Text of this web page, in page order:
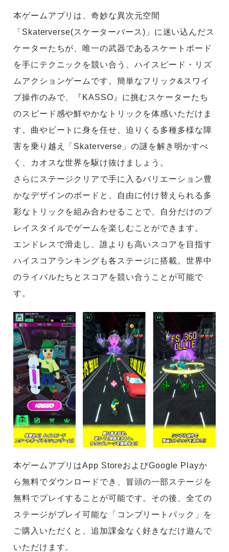
本ゲームアプリは、奇妙な異次元空間
「Skaterverse(スケーターバース)」に迷い込んだス
ケーターたちが、唯一の武器であるスケートボード
を手にテクニックを競い合う、ハイスピード・リズ
ムアクションゲームです。簡単なフリック&スワイ
プ操作のみで、『KASSO』に挑むスケーターたち
のスピード感や鮮やかなトリックを体感いただけま
す。曲やビートに身を任せ、迫りくる多種多様な障
害を乗り越え「Skaterverse」の謎を解き明かすべ
く、カオスな世界を駆け抜けましょう。
さらにステージクリアで手に入るバリエーション豊
かなデザインのボードと、自由に付け替えられる多
彩なトリックを組み合わせることで、自分だけのプ
レイスタイルでゲームを楽しむことができます。
エンドレスで滑走し、誰よりも高いスコアを目指す
ハイスコアランキングも各ステージに搭載。世界中
のライバルたちとスコアを競い合うことが可能で
す。
本ゲームアプリはApp StoreおよびGoogle Playか
ら無料でダウンロードでき、冒頭の一部ステージを
無料でプレイすることが可能です。その後、全ての
ステージがプレイ可能な「コンプリートパック」を
ご購入いただくと、追加課金なく好きなだけ遊んで
いただけます。